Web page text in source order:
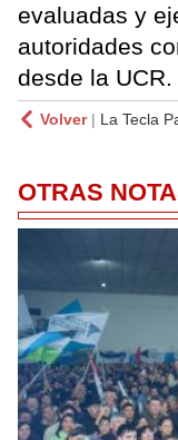
evaluadas y
autoridades
desde la UCR.
Volver| La Tecla
OTRAS